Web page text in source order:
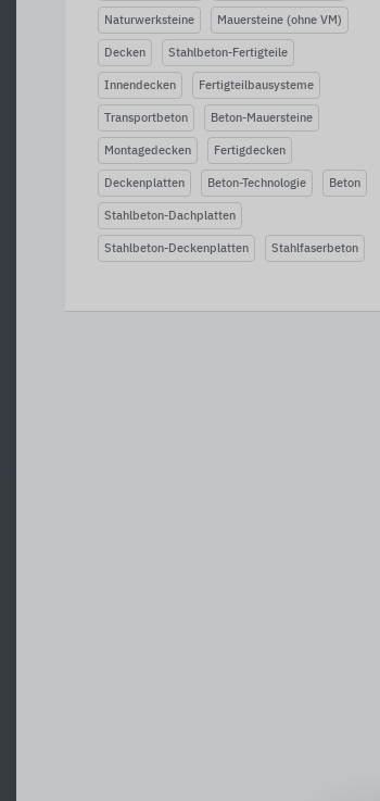
Naturwerksteine Mauersteine (ohne VM)
Decken Stahlbeton-Fertigteile
Innendecken Fertigteilbausysteme
Transportbeton Beton-Mauersteine
Montagedecken Fertigdecken
Deckenplatten Beton-Technologie Beton
Stahlbeton-Dachplatten
Stahlbeton-Deckenplatten Stahlfaserbeton